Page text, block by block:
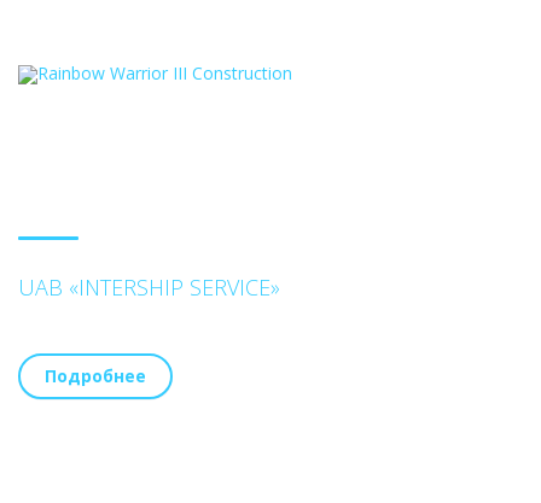
UAB «INTERSHIP SERVICE»
Подробнее